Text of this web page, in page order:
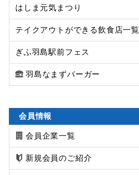
はしま元気まつり
テイクアウトができる飲食店一覧
ぎふ羽島駅前フェス
羽島なまずバーガー
会員情報
会員企業一覧
新規会員のご紹介